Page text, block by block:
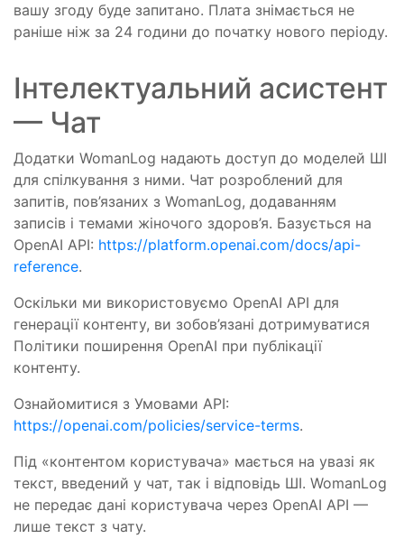
вашу згоду буде запитано. Плата знімається не
раніше ніж за 24 години до початку нового періоду.
Інтелектуальний асистент
— Чат
Додатки WomanLog надають доступ до моделей ШІ
для спілкування з ними. Чат розроблений для
запитів, пов’язаних з WomanLog, додаванням
записів і темами жіночого здоров’я. Базується на
OpenAI API: https://platform.openai.com/docs/api-
reference.
Оскільки ми використовуємо OpenAI API для
генерації контенту, ви зобов’язані дотримуватися
Політики поширення OpenAI при публікації
контенту.
Ознайомитися з Умовами API:
https://openai.com/policies/service-terms.
Під «контентом користувача» мається на увазі як
текст, введений у чат, так і відповідь ШІ. WomanLog
не передає дані користувача через OpenAI API —
лише текст з чату.